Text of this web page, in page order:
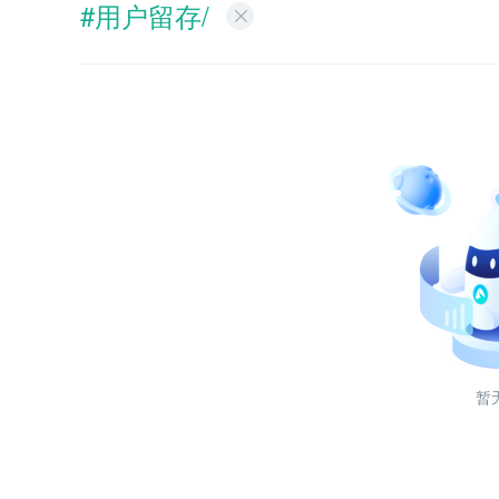
#用户留存/
暂